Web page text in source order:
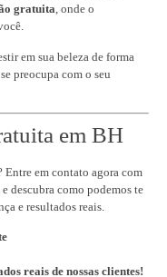
gratuita, onde o
em sua beleza de forma
preocupa com o seu
em BH
Entre em contato agora com
e descubra como podemos te
e resultados reais.
reais de nossas clientes!